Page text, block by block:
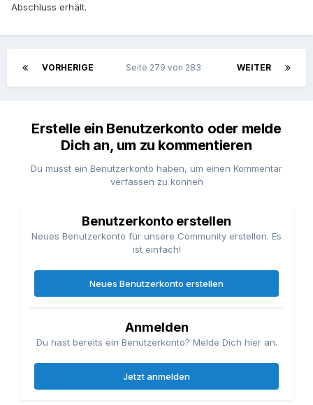
Abschluss erhält.
VORHERIGE WEITER
Seite 279 von 283
Erstelle ein Benutzerkonto oder melde
Dich an, um zu kommentieren
Du musst ein Benutzerkonto haben, um einen Kommentar
verfassen zu können
Benutzerkonto erstellen
Neues Benutzerkonto für unsere Community erstellen. Es
ist einfach!
Neues Benutzerkonto erstellen
Anmelden
Du hast bereits ein Benutzerkonto? Melde Dich hier an.
Jetzt anmelden